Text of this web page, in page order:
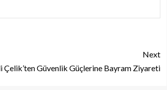
Next
Çelik’ten Güvenlik Güçlerine Bayram Ziyareti